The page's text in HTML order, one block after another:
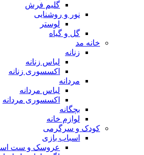
گلیم فرش
نور و روشنایی
لوستر
گل و گیاه
خانه مد
زنانه
لباس زنانه
اکسسوری زنانه
مردانه
لباس مردانه
اکسسوری مردانه
بچگانه
لوازم خانه
کودک و سرگرمی
اسباب بازی
عروسک و ست